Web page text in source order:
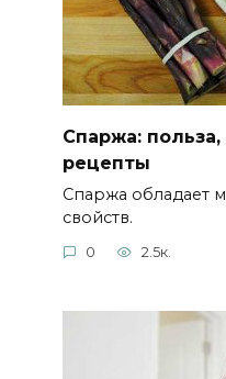
Спаржа:
рецепты
Спаржа обладает
свойств.
0 2.5к.